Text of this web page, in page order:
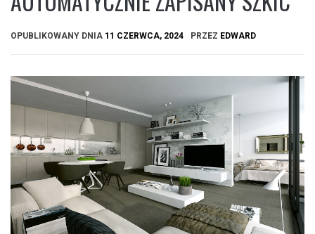
OPUBLIKOWANY DNIA 11 CZERWCA, 2024 PRZEZ EDWARD